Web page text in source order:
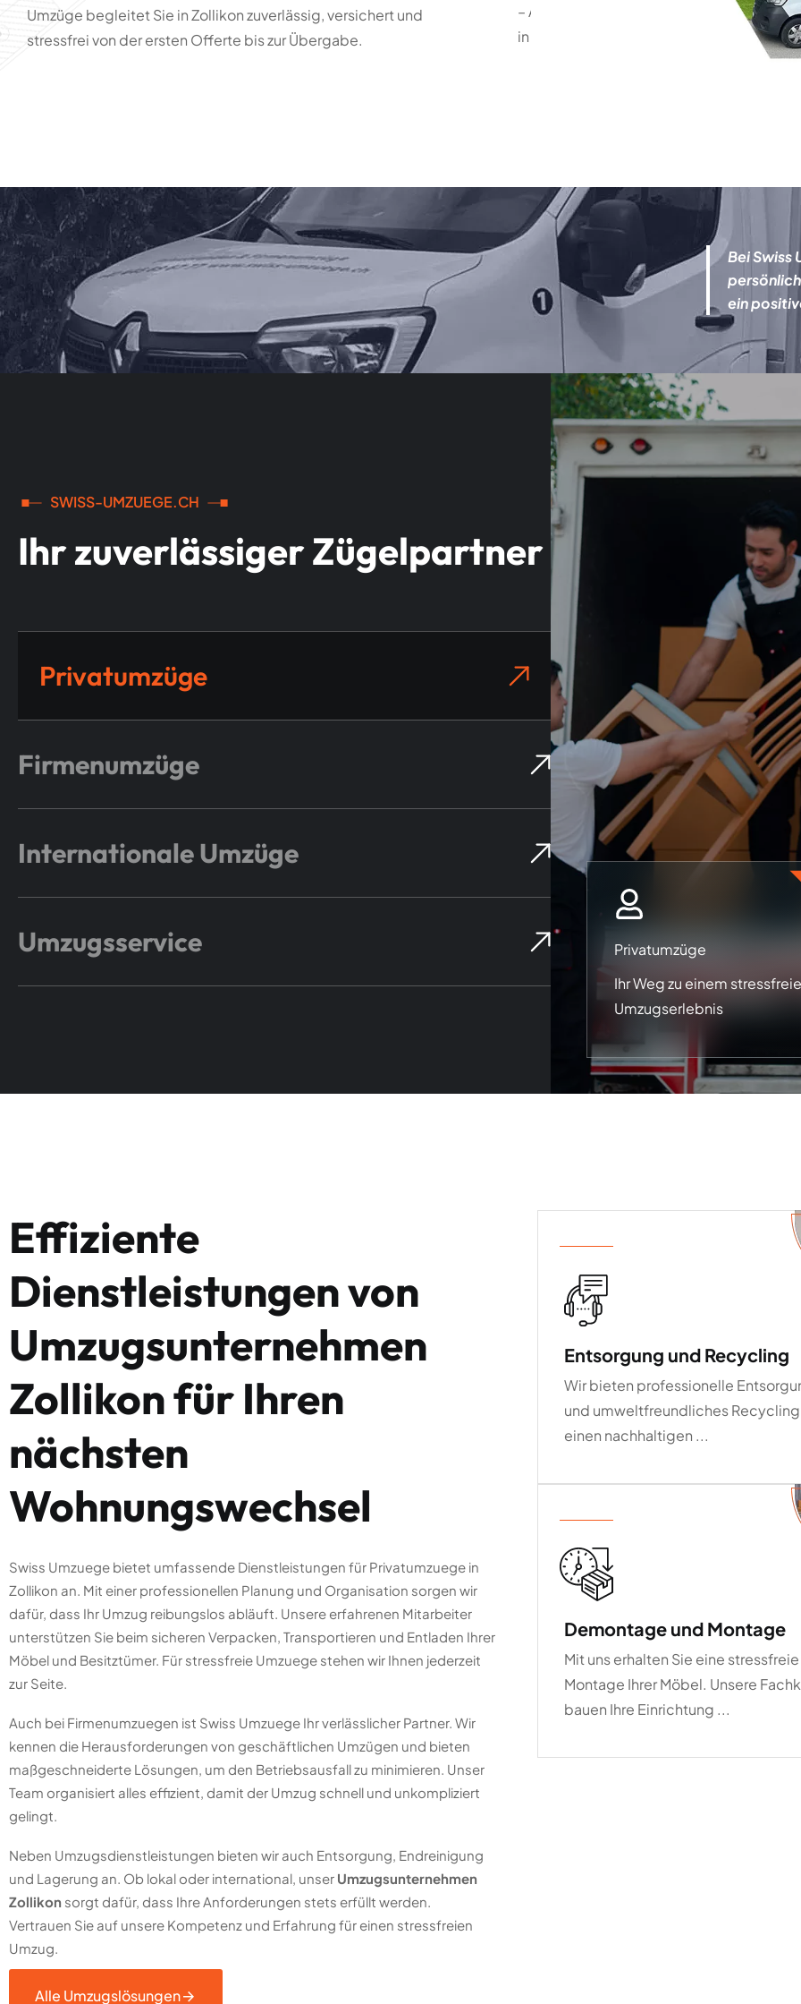
Umzüge begleitet Sie in Zollikon zuverlässig, versichert und
stressfrei von der ersten Offerte bis zur Übergabe.
– Antwort
in 24h!
Bei Swiss
ein
SWISS-UMZUEGE.CH
Ihr zuverlässiger Zügelpartner
Privatumzüge
Firmenumzüge
Internationale Umzüge
Umzugsservice
Privatumzüge
Ihr Weg zu einem
Umzugserlebnis
Effiziente
Dienstleistungen von
Umzugsunternehmen
Zollikon für Ihren
nächsten
Wohnungswechsel
Swiss Umzuege bietet umfassende Dienstleistungen für Privatumzuege in
Zollikon an. Mit einer professionellen Planung und Organisation sorgen wir
dafür, dass Ihr Umzug reibungslos abläuft. Unsere erfahrenen Mitarbeiter
unterstützen Sie beim sicheren Verpacken, Transportieren und Entladen Ihrer
Möbel und Besitztümer. Für stressfreie Umzuege stehen wir Ihnen jederzeit
zur Seite.
Auch bei Firmenumzuegen ist Swiss Umzuege Ihr verlässlicher Partner. Wir
kennen die Herausforderungen von geschäftlichen Umzügen und bieten
maßgeschneiderte Lösungen, um den Betriebsausfall zu minimieren. Unser
Team organisiert alles effizient, damit der Umzug schnell und unkompliziert
gelingt.
Neben Umzugsdienstleistungen bieten wir auch Entsorgung, Endreinigung
und Lagerung an. Ob lokal oder international, unser Umzugsunternehmen
Zollikon sorgt dafür, dass Ihre Anforderungen stets erfüllt werden.
Vertrauen Sie auf unsere Kompetenz und Erfahrung für einen stressfreien
Umzug.
Alle Umzugslösungen
Entsorgung und Recycling
Wir bieten professionelle
und umweltfreundliches
einen nachhaltigen ...
Demontage und Montage
Mit uns erhalten Sie eine stressfreie
Montage Ihrer Möbel. Unsere
bauen Ihre Einrichtung ...